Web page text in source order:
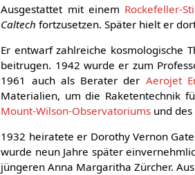
Ausgestattet mit einem Rockefeller-
Caltech fortzusetzen. Später hielt er
Er entwarf zahlreiche kosmologische
beitrugen. 1942 wurde er zum
1961 auch als Berater der Aerojet
Materialien, um die Raketentechnik
Mount-Wilson-Observatoriums und
1932 heiratete er Dorothy Vernon
wurde neun Jahre später
jüngeren Anna Margaritha Zürcher.